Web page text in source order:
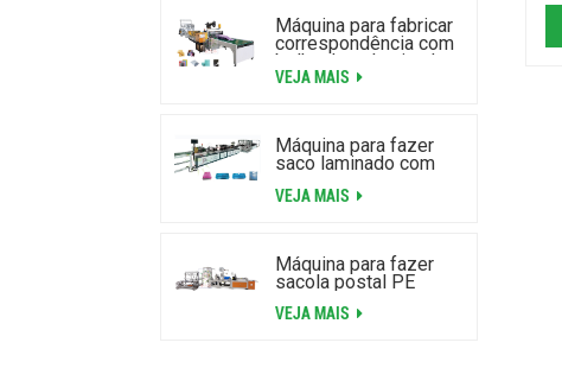
Máquina para fabricar
correspondência com
bolha de ar laminada
de alta velocidade
VEJA MAIS
Máquina para fazer
saco laminado com
VEJA MAIS
Máquina para fazer
sacola postal PE
VEJA MAIS